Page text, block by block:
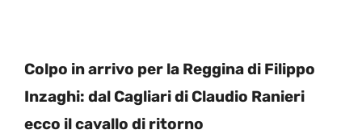
Colpo in arrivo per la Reggina di Filippo
Inzaghi: dal Cagliari di Claudio Ranieri
ecco il cavallo di ritorno